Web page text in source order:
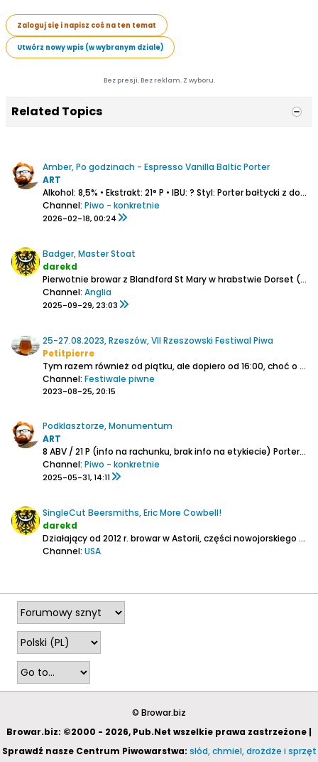
Zaloguj się i napisz coś na ten temat
Utwórz nowy wpis (w wybranym dziale)
Bez presji. Bez reklam. Z wyboru.
Related Topics
Amber, Po godzinach - Espresso Vanilla Baltic Porter
ART
Alkohol: 8,5% • Ekstrakt: 21° P • IBU: ? Styl: Porter bałtycki z dodatkami
Channel: Piwo - konkretnie
2026-02-18, 00:24
Badger, Master Stoat
darekd
Pierwotnie browar z Blandford St Mary w hrabstwie Dorset (południowa Anglia) nazywał się Hall & Woodhouse. Należy do rodziny Woodhouse i ma historię sięgającą 2 poł. XVIII w.
Channel: Anglia
2025-09-29, 23:03
25-27.08.2023, Rzeszów, VII Rzeszowski Festiwal Piwa
Petitpierre
Tym razem również od piątku, ale dopiero od 16:00, choć o 17:00 niektórzy byli na etapie "chmielenia." Gdzieś z boku Lord Jack'a coś tam ponastawiane, na głównej płycie Rynku, tylko takie postojówki, stolik wysoki, postaw se piwo i stój jak ten... prezes. Nie ma gdzie opłukać...
Channel: Festiwale piwne
2023-08-25, 20:15
Podklasztorze, Monumentum
ART
8 ABV / 21 P (info na rachunku, brak info na etykiecie) Porter bałtycki (z dodatkami).
Channel: Piwo - konkretnie
2025-05-31, 14:11
SingleCut Beersmiths, Eric More Cowbell!
darekd
Działający od 2012 r. browar w Astorii, części nowojorskiego Queensu, na którym jest to podobno pierwszy założony browar od czasów prohibicji
Channel: USA
© Browar.biz
Browar.biz: ©2000 - 2026, Pub.Net wszelkie prawa zastrzeżone |
Sprawdź nasze Centrum Piwowarstwa: słód, chmiel, drożdże i sprzęt